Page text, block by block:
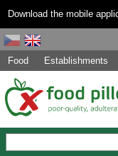
Download the mobile
Food Establishments